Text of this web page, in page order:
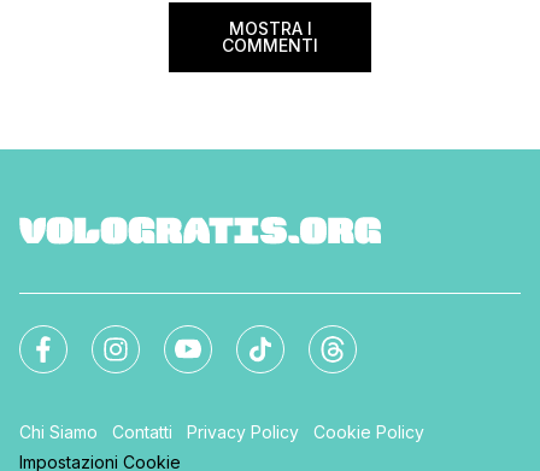
MOSTRA I
COMMENTI
Chi Siamo Contatti Privacy Policy
Cookie Policy
Impostazioni Cookie